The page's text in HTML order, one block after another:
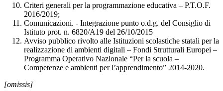
Criteri generali per la programmazione educativa – P.T.O.F.
2016/2019;
Comunicazioni. - Integrazione punto o.d.g. del Consiglio di
Istituto prot. n. 6820/A19 del 26/10/2015
Avviso pubblico rivolto alle Istituzioni scolastiche statali per la
realizzazione di ambienti digitali – Fondi Strutturali Europei –
Programma Operativo Nazionale “Per la scuola –
Competenze e ambienti per l’apprendimento” 2014-2020.
[omissis]